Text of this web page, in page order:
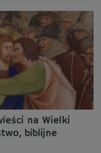
na Wielki
biblijne